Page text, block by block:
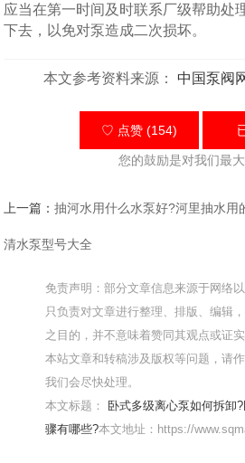
应当在第一时间及时联系厂级帮助处
下去，以免对泵造成二次损坏。
本文参考资料来源： 中国泵阀
♡ 点赞 (154)
您的鼓励是对我们最
上一篇：抽河水用什么水泵好?河里抽水用
清水泵型号大全
免责声明：部分文章信息来源于网络
只负责对文章进行整理、排版、编辑
之目的，并不意味着赞同其观点或证
本站文章和转稿涉及版权等问题，请
我们会尽快处理。
本文标题：
卧式多级离心泵如何拆卸
骤有哪些?本文地址：https://